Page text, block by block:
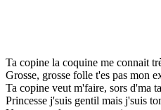
Ta copine la coquine me connait
Grosse, grosse folle t'es pas mon
Ta copine veut m'faire, sors d'ma
Princesse j'suis gentil mais j'suis